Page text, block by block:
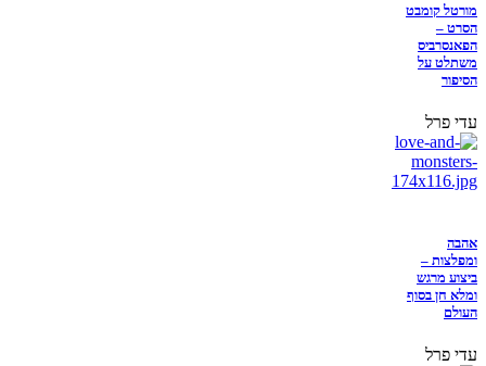
מורטל קומבט
הסרט –
הפאנסרביס
משתלט על
הסיפור
עדי פרל
אהבה
ומפלצות –
ביצוע מרגש
ומלא חן בסוף
העולם
עדי פרל